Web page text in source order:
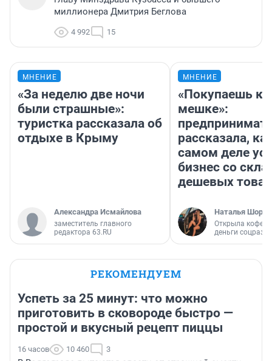
миллионера Дмитрия Беглова
4 992 15
МНЕНИЕ
«За неделю две ночи
были страшные»:
туристка рассказала об
отдыхе в Крыму
Александра Исмайлова
заместитель главного
редактора 63.RU
МНЕНИЕ
«Покупаешь
мешке»:
рассказала,
самом деле
бизнес со
дешевых
Наталья
Открыла
деньги
РЕКОМЕНДУЕМ
Успеть за 25 минут: что можно
приготовить в сковороде быстро —
простой и вкусный рецепт пиццы
16 часов 10 460 3